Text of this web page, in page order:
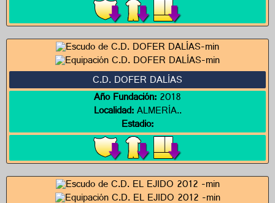
C.D. DOFER DALÍAS
Año Fundación:2018
Localidad:ALMERÍA..
Estadio: